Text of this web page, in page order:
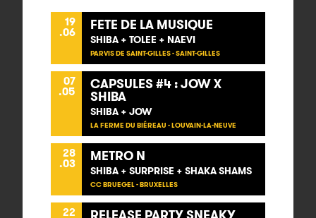
19
.06 FETE DE LA MUSIQUE
SHIBA + TOLEE + NAEVI
PARVIS DE SAINT-GILLES - SAINT-GILLES
07
.05 CAPSULES #4 : JOW X
SHIBA
SHIBA + JOW
LA FERME DU BIÉREAU - LOUVAIN-LA-NEUVE
28
.03 METRO N
SHIBA + SURPRISE + SHAKA SHAMS
CC BRUEGEL - BRUXELLES
22